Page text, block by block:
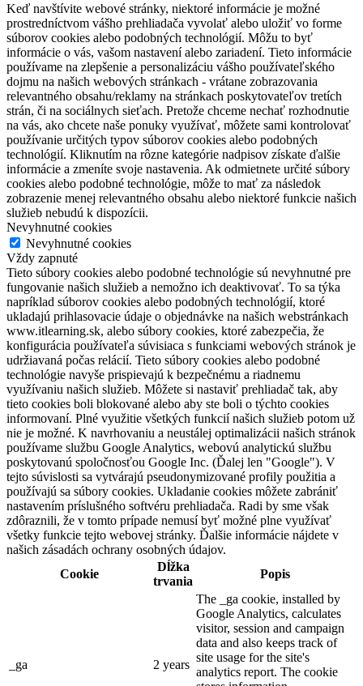
Keď navštívite webové stránky, niektoré informácie je možné
prostredníctvom vášho prehliadača vyvolať alebo uložiť vo forme
súborov cookies alebo podobných technológií. Môžu to byť
informácie o vás, vašom nastavení alebo zariadení. Tieto informácie
používame na zlepšenie a personalizáciu vášho používateľského
dojmu na našich webových stránkach - vrátane zobrazovania
relevantného obsahu/reklamy na stránkach poskytovateľov tretích
strán, či na sociálnych sieťach. Pretože chceme nechať rozhodnutie
na vás, ako chcete naše ponuky využívať, môžete sami kontrolovať
používanie určitých typov súborov cookies alebo podobných
technológií. Kliknutím na rôzne kategórie nadpisov získate ďalšie
informácie a zmeníte svoje nastavenia. Ak odmietnete určité súbory
cookies alebo podobné technológie, môže to mať za následok
zobrazenie menej relevantného obsahu alebo niektoré funkcie našich
služieb nebudú k dispozícii.
Nevyhnutné cookies
Nevyhnutné cookies
Vždy zapnuté
Tieto súbory cookies alebo podobné technológie sú nevyhnutné pre
fungovanie našich služieb a nemožno ich deaktivovať. To sa týka
napríklad súborov cookies alebo podobných technológií, ktoré
ukladajú prihlasovacie údaje o objednávke na našich webstránkach
www.itlearning.sk, alebo súbory cookies, ktoré zabezpečia, že
konfigurácia používateľa súvisiaca s funkciami webových stránok je
udržiavaná počas relácií. Tieto súbory cookies alebo podobné
technológie navyše prispievajú k bezpečnému a riadnemu
využívaniu našich služieb. Môžete si nastaviť prehliadač tak, aby
tieto cookies boli blokované alebo aby ste boli o týchto cookies
informovaní. Plné využitie všetkých funkcií našich služieb potom už
nie je možné. K navrhovaniu a neustálej optimalizácii našich stránok
používame službu Google Analytics, webovú analytickú službu
poskytovanú spoločnosťou Google Inc. (Ďalej len "Google"). V
tejto súvislosti sa vytvárajú pseudonymizované profily použitia a
používajú sa súbory cookies. Ukladanie cookies môžete zabrániť
nastavením príslušného softvéru prehliadača. Radi by sme však
zdôraznili, že v tomto prípade nemusí byť možné plne využívať
všetky funkcie tejto webovej stránky. Ďalšie informácie nájdete v
našich zásadách ochrany osobných údajov.
Cookie
Dĺžka
trvania
Popis
_ga 2 years
The _ga cookie, installed by
Google Analytics, calculates
visitor, session and campaign
data and also keeps track of
site usage for the site's
analytics report. The cookie